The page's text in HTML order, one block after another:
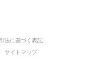
法に基づく表記
サイトマップ